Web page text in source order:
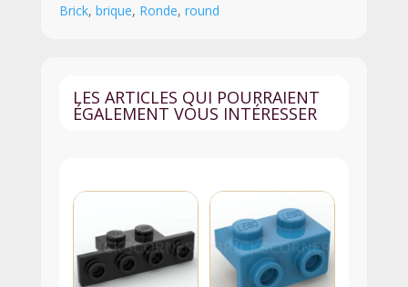
Brick, brique, Ronde, round
LES ARTICLES QUI POURRAIENT
ÉGALEMENT VOUS INTÉRESSER